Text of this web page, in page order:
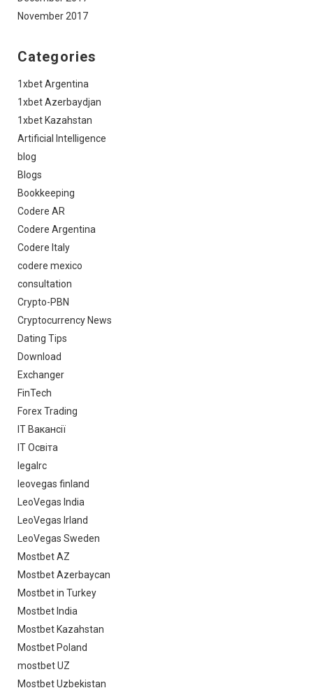
November 2017
Categories
1xbet Argentina
1xbet Azerbaydjan
1xbet Kazahstan
Artificial Intelligence
blog
Blogs
Bookkeeping
Codere AR
Codere Argentina
Codere Italy
codere mexico
consultation
Crypto-PBN
Cryptocurrency News
Dating Tips
Download
Exchanger
FinTech
Forex Trading
IT Вакансії
IT Освіта
legalrc
leovegas finland
LeoVegas India
LeoVegas Irland
LeoVegas Sweden
Mostbet AZ
Mostbet Azerbaycan
Mostbet in Turkey
Mostbet India
Mostbet Kazahstan
Mostbet Poland
mostbet UZ
Mostbet Uzbekistan